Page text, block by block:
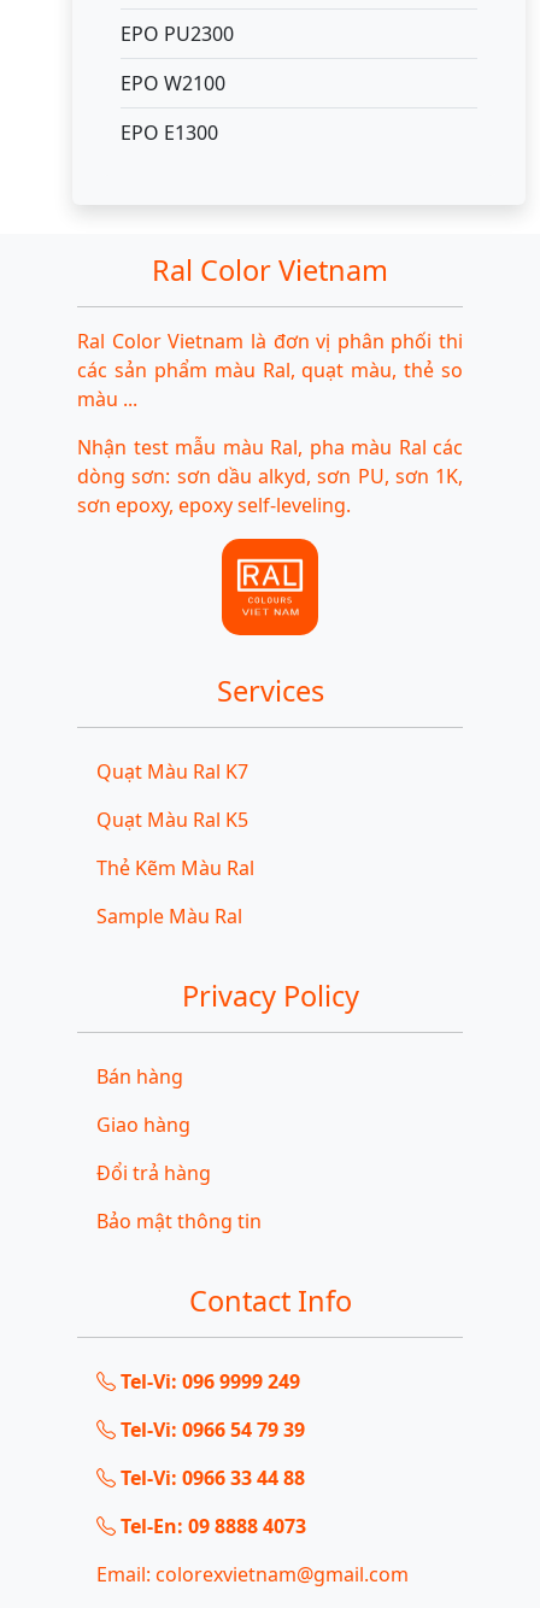
EPO PU2300
EPO W2100
EPO E1300
Ral Color Vietnam
Ral Color Vietnam là đơn vị phân phối thi
các sản phẩm màu Ral, quạt màu, thẻ so
màu ...
Nhận test mẫu màu Ral, pha màu Ral các
dòng sơn: sơn dầu alkyd, sơn PU, sơn 1K,
sơn epoxy, epoxy self-leveling.
Services
Quạt Màu Ral K7
Quạt Màu Ral K5
Thẻ Kẽm Màu Ral
Sample Màu Ral
Privacy Policy
Bán hàng
Giao hàng
Đổi trả hàng
Bảo mật thông tin
Contact Info
Tel-Vi: 096 9999 249
Tel-Vi: 0966 54 79 39
Tel-Vi: 0966 33 44 88
Tel-En: 09 8888 4073
Email: colorexvietnam@gmail.com